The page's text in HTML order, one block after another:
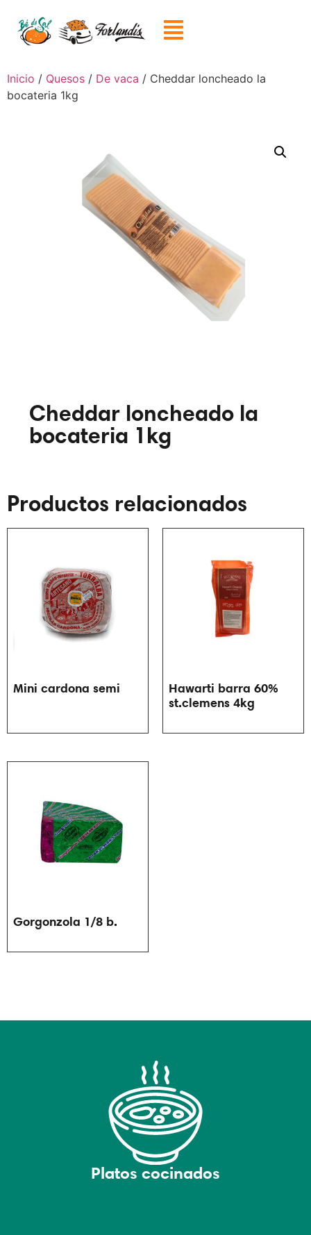
Inicio / Quesos / De vaca / Cheddar loncheado la
bocateria 1kg
Cheddar loncheado la
bocateria 1kg
Productos relacionados
Mini cardona semi
Hawarti barra 60%
st.clemens 4kg
Gorgonzola 1/8 b.
Platos cocinados